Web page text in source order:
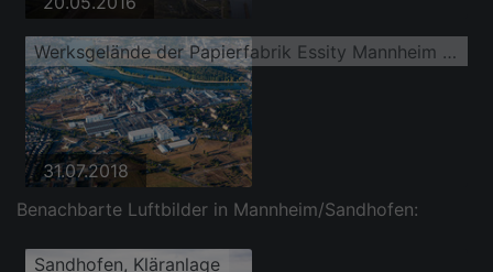
Werksgelände der Papierfabrik Essity Mannheim (ZeWa)
31.07.2018
Benachbarte Luftbilder in Mannheim/Sandhofen:
Sandhofen, Kläranlage